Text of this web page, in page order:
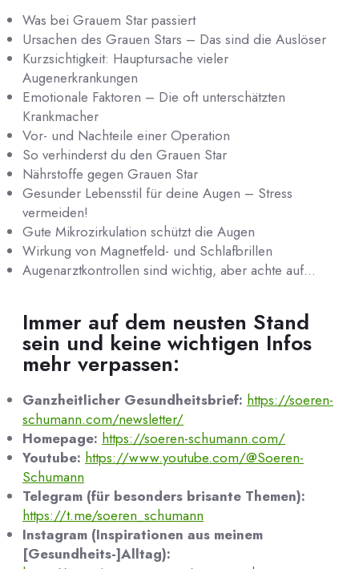
Was bei Grauem Star passiert
Ursachen des Grauen Stars – Das sind die Auslöser
Kurzsichtigkeit: Hauptursache vieler
Augenerkrankungen
Emotionale Faktoren – Die oft unterschätzten
Krankmacher
Vor- und Nachteile einer Operation
So verhinderst du den Grauen Star
Nährstoffe gegen Grauen Star
Gesunder Lebensstil für deine Augen – Stress
vermeiden!
Gute Mikrozirkulation schützt die Augen
Wirkung von Magnetfeld- und Schlafbrillen
Augenarztkontrollen sind wichtig, aber achte auf…
Immer auf dem neusten Stand
sein und keine wichtigen Infos
mehr verpassen:
Ganzheitlicher Gesundheitsbrief: https://soeren-
schumann.com/newsletter/
Homepage: https://soeren-schumann.com/
Youtube: https://www.youtube.com/@Soeren-
Schumann
Telegram (für besonders brisante Themen):
https://t.me/soeren_schumann
Instagram (Inspirationen aus meinem
[Gesundheits-]Alltag):